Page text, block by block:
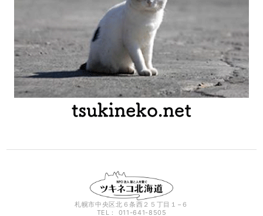
札幌市中央区北６条西２５丁目１−６
TEL： 011-641-8505